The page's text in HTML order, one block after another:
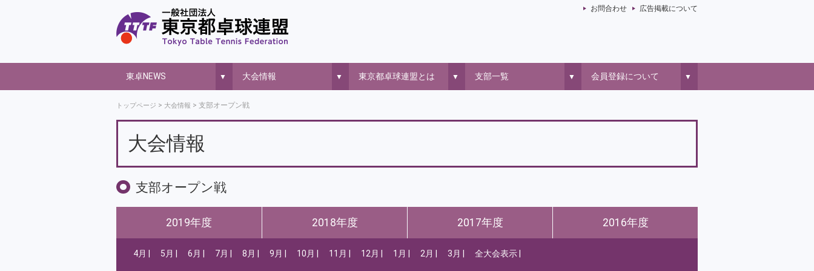
お問合わせ 広告掲載について
東卓NEWS ▼ 大会情報 ▼ 東京都卓球連盟とは ▼ 支部一覧 ▼ 会員登録について ▼
トップページ 大会情報 支部オープン戦
大会情報
支部オープン戦
2019年度 2018年度 2017年度 2016年度
4月 5月 6月 7月 8月 9月 10月 11月 12月 1月 2月 3月 全大会表示